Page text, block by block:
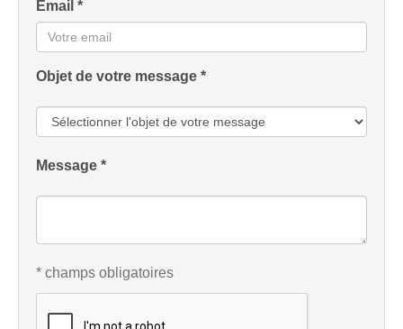
Email *
Objet de votre message *
Message *
* champs obligatoires